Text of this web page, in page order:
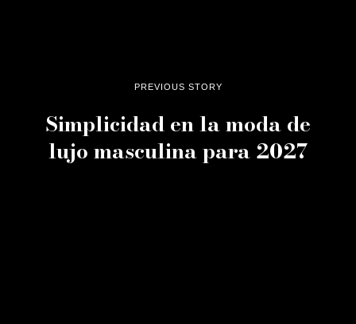
PREVIOUS STORY
Simplicidad en la moda de
lujo masculina para 2027